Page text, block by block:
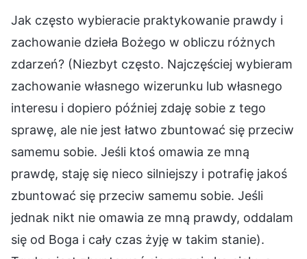
Jak często wybieracie praktykowanie prawdy i
zachowanie dzieła Bożego w obliczu różnych
zdarzeń? (Niezbyt często. Najczęściej wybieram
zachowanie własnego wizerunku lub własnego
interesu i dopiero później zdaję sobie z tego
sprawę, ale nie jest łatwo zbuntować się przeciw
samemu sobie. Jeśli ktoś omawia ze mną
prawdę, staję się nieco silniejszy i potrafię jakoś
zbuntować się przeciw samemu sobie. Jeśli
jednak nikt nie omawia ze mną prawdy, oddalam
się od Boga i cały czas żyję w takim stanie).